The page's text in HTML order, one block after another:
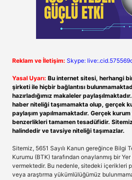
Reklam ve İletişim: Skype:
Yasal Uyarı: Bu internet sitesi, herhangi
şirketi ile hiçbir bağlantısı
hazırladığımız makaleler
haber niteliği taşımamakta olup, gerçek
paylaşım yapılmamaktadır. Gerçek
benzerlikleri tamamen tesadüfidir.
halindedir ve tavsiye niteliği taşımazlar.
Sitemiz, 5651 Sayılı Kanun gereğince Bilgi
Kurumu (BTK) tarafından onaylanmış bir
vermektedir. Bu nedenle, sitedeki içerikleri
veya araştırma yükümlülüğümüz